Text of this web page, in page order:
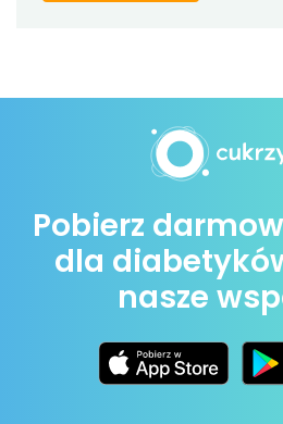
Pobierz
dla
nasze